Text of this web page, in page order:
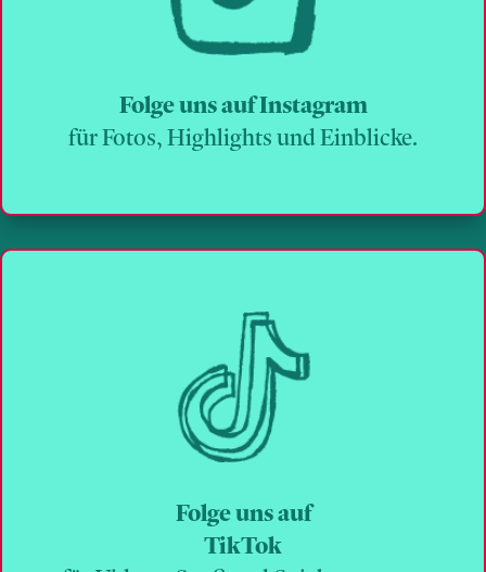
Folge uns auf Instagram
für Fotos, Highlights und Einblicke.
Folge uns auf
TikTok